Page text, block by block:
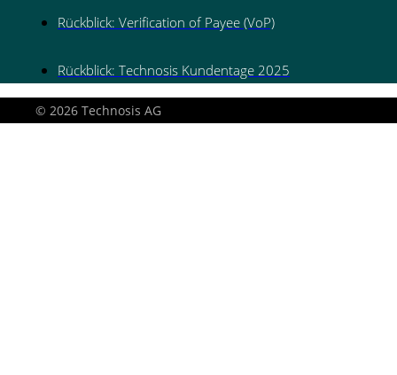
Rückblick: Verification of Payee (VoP)
Rückblick: Technosis Kundentage 2025
© 2026 Technosis AG